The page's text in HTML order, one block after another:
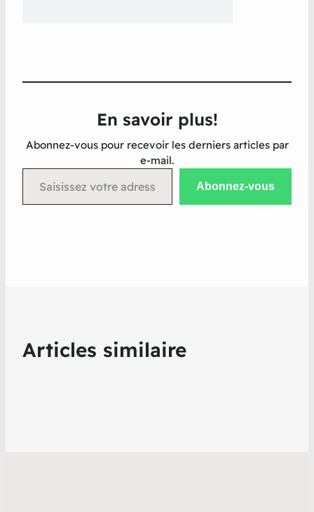
En savoir plus!
Abonnez-vous pour recevoir les derniers articles par
e-mail.
Saisissez votre adresse e-mail…
Abonnez-vous
Articles similaire